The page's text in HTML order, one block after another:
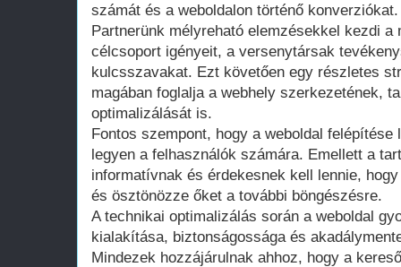
számát és a weboldalon történő konverziókat.
Partnerünk mélyreható elemzésekkel kezdi a
célcsoport igényeit, a versenytársak
kulcsszavakat. Ezt követően egy részletes
magában foglalja a webhely szerkezetének,
optimalizálását is.
Fontos szempont, hogy a weboldal
legyen a felhasználók számára. Emellett a
informatívnak és érdekesnek kell lennie,
és ösztönözze őket a további böngészésre.
A technikai optimalizálás során a weboldal
kialakítása, biztonságossága és
Mindezek hozzájárulnak ahhoz, hogy a